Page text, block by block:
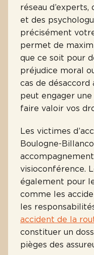
réseau
et des
précisément
permet de
que ce soit pour
préjudice moral
cas de désaccord
peut engager
faire valoir vos
Les victimes
Boulogne-
visioconférence.
également pour
comme les
les
accident de la
constituer un
pièges des